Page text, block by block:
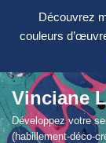
Découvrez
couleurs
Aller
au
Vinciane
Développez votre
(habillement-déco-